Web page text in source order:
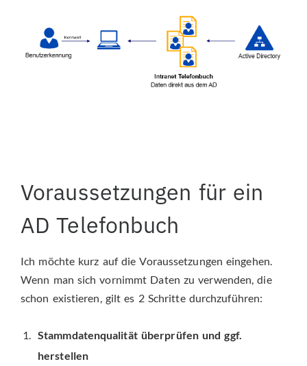
Voraussetzungen für ein
AD Telefonbuch
Ich möchte kurz auf die Voraussetzungen eingehen.
Wenn man sich vornimmt Daten zu verwenden, die
schon existieren, gilt es 2 Schritte durchzuführen:
Stammdatenqualität überprüfen und ggf.
herstellen